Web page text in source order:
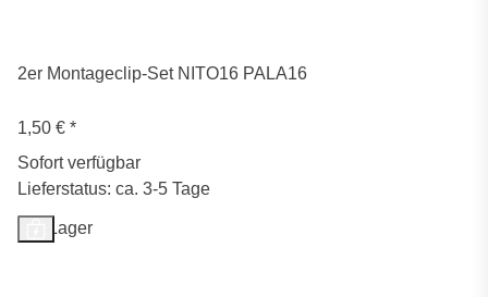
2er Montageclip-Set NITO16 PALA16
1,50 € *
Sofort verfügbar
Lieferstatus: ca. 3-5 Tage
Auf Lager